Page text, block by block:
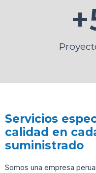
+
Servicios
calidad en
suministrado
Somos una empresa